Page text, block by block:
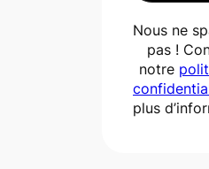
Nous ne
pas !
notre
plus